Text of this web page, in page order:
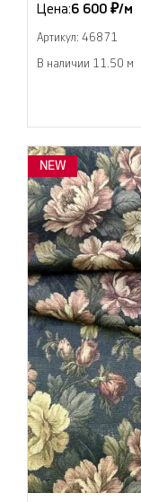
Цена:6 600 ₽/м
Артикул: 46871
В наличии 11.50 м
NEW